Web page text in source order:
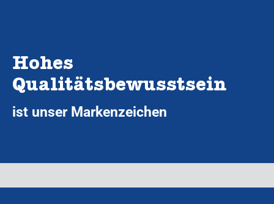
Hohes
Qualitätsbewusstsein
ist unser Markenzeichen